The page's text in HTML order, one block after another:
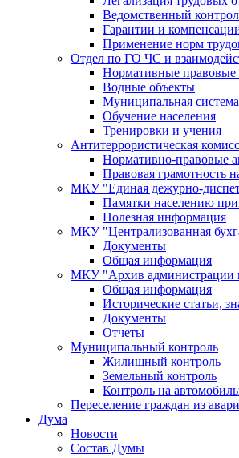
Ведомственный
Гарантии и
Применение норм
Отдел по ГО ЧС и
Нормативные правовые
Водные объекты
Муниципальная
Обучение населения
Тренировки и учения
Антитеррористическая
Нормативно-правовые
Правовая грамотность
МКУ "Единая дежурно-
Памятки населению
Полезная информация
МКУ "Централизованная
Документы
Общая информация
МКУ "Архив администрации
Общая информация
Исторические статьи,
Документы
Отчеты
Муниципальный контроль
Жилищный контроль
Земельный контроль
Контроль на
Переселение граждан из
Дума
Новости
Состав Думы